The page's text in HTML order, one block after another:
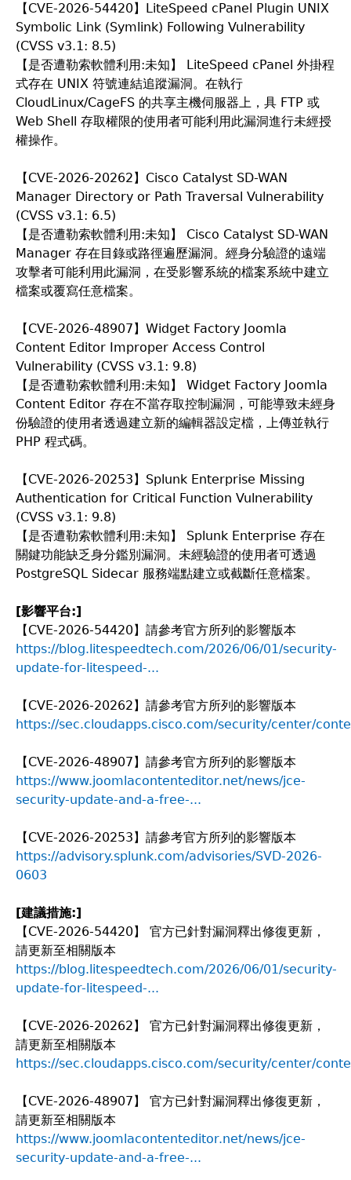
【CVE-2026-54420】LiteSpeed cPanel Plugin UNIX
Symbolic Link (Symlink) Following Vulnerability
(CVSS v3.1: 8.5)
【是否遭勒索軟體利用:未知】 LiteSpeed cPanel 外掛程
式存在 UNIX 符號連結追蹤漏洞。在執行
CloudLinux/CageFS 的共享主機伺服器上，具 FTP 或
Web Shell 存取權限的使用者可能利用此漏洞進行未經授
權操作。
【CVE-2026-20262】Cisco Catalyst SD-WAN
Manager Directory or Path Traversal Vulnerability
(CVSS v3.1: 6.5)
【是否遭勒索軟體利用:未知】 Cisco Catalyst SD-WAN
Manager 存在目錄或路徑遍歷漏洞。經身分驗證的遠端
攻擊者可能利用此漏洞，在受影響系統的檔案系統中建立
檔案或覆寫任意檔案。
【CVE-2026-48907】Widget Factory Joomla
Content Editor Improper Access Control
Vulnerability (CVSS v3.1: 9.8)
【是否遭勒索軟體利用:未知】 Widget Factory Joomla
Content Editor 存在不當存取控制漏洞，可能導致未經身
份驗證的使用者透過建立新的編輯器設定檔，上傳並執行
PHP 程式碼。
【CVE-2026-20253】Splunk Enterprise Missing
Authentication for Critical Function Vulnerability
(CVSS v3.1: 9.8)
【是否遭勒索軟體利用:未知】 Splunk Enterprise 存在
關鍵功能缺乏身分鑑別漏洞。未經驗證的使用者可透過
PostgreSQL Sidecar 服務端點建立或截斷任意檔案。
[影響平台:]
【CVE-2026-54420】請參考官方所列的影響版本
https://blog.litespeedtech.com/2026/06/01/security-
update-for-litespeed-...
【CVE-2026-20262】請參考官方所列的影響版本
https://sec.cloudapps.cisco.com/security/center/
【CVE-2026-48907】請參考官方所列的影響版本
https://www.joomlacontenteditor.net/news/jce-
security-update-and-a-free-...
【CVE-2026-20253】請參考官方所列的影響版本
https://advisory.splunk.com/advisories/SVD-2026-
0603
[建議措施:]
【CVE-2026-54420】 官方已針對漏洞釋出修復更新，
請更新至相關版本
https://blog.litespeedtech.com/2026/06/01/security-
update-for-litespeed-...
【CVE-2026-20262】 官方已針對漏洞釋出修復更新，
請更新至相關版本
https://sec.cloudapps.cisco.com/security/center/
【CVE-2026-48907】 官方已針對漏洞釋出修復更新，
請更新至相關版本
https://www.joomlacontenteditor.net/news/jce-
security-update-and-a-free-...